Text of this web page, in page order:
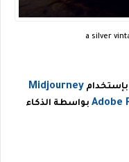
a silver
Midjourney
بواسطة الذكاء